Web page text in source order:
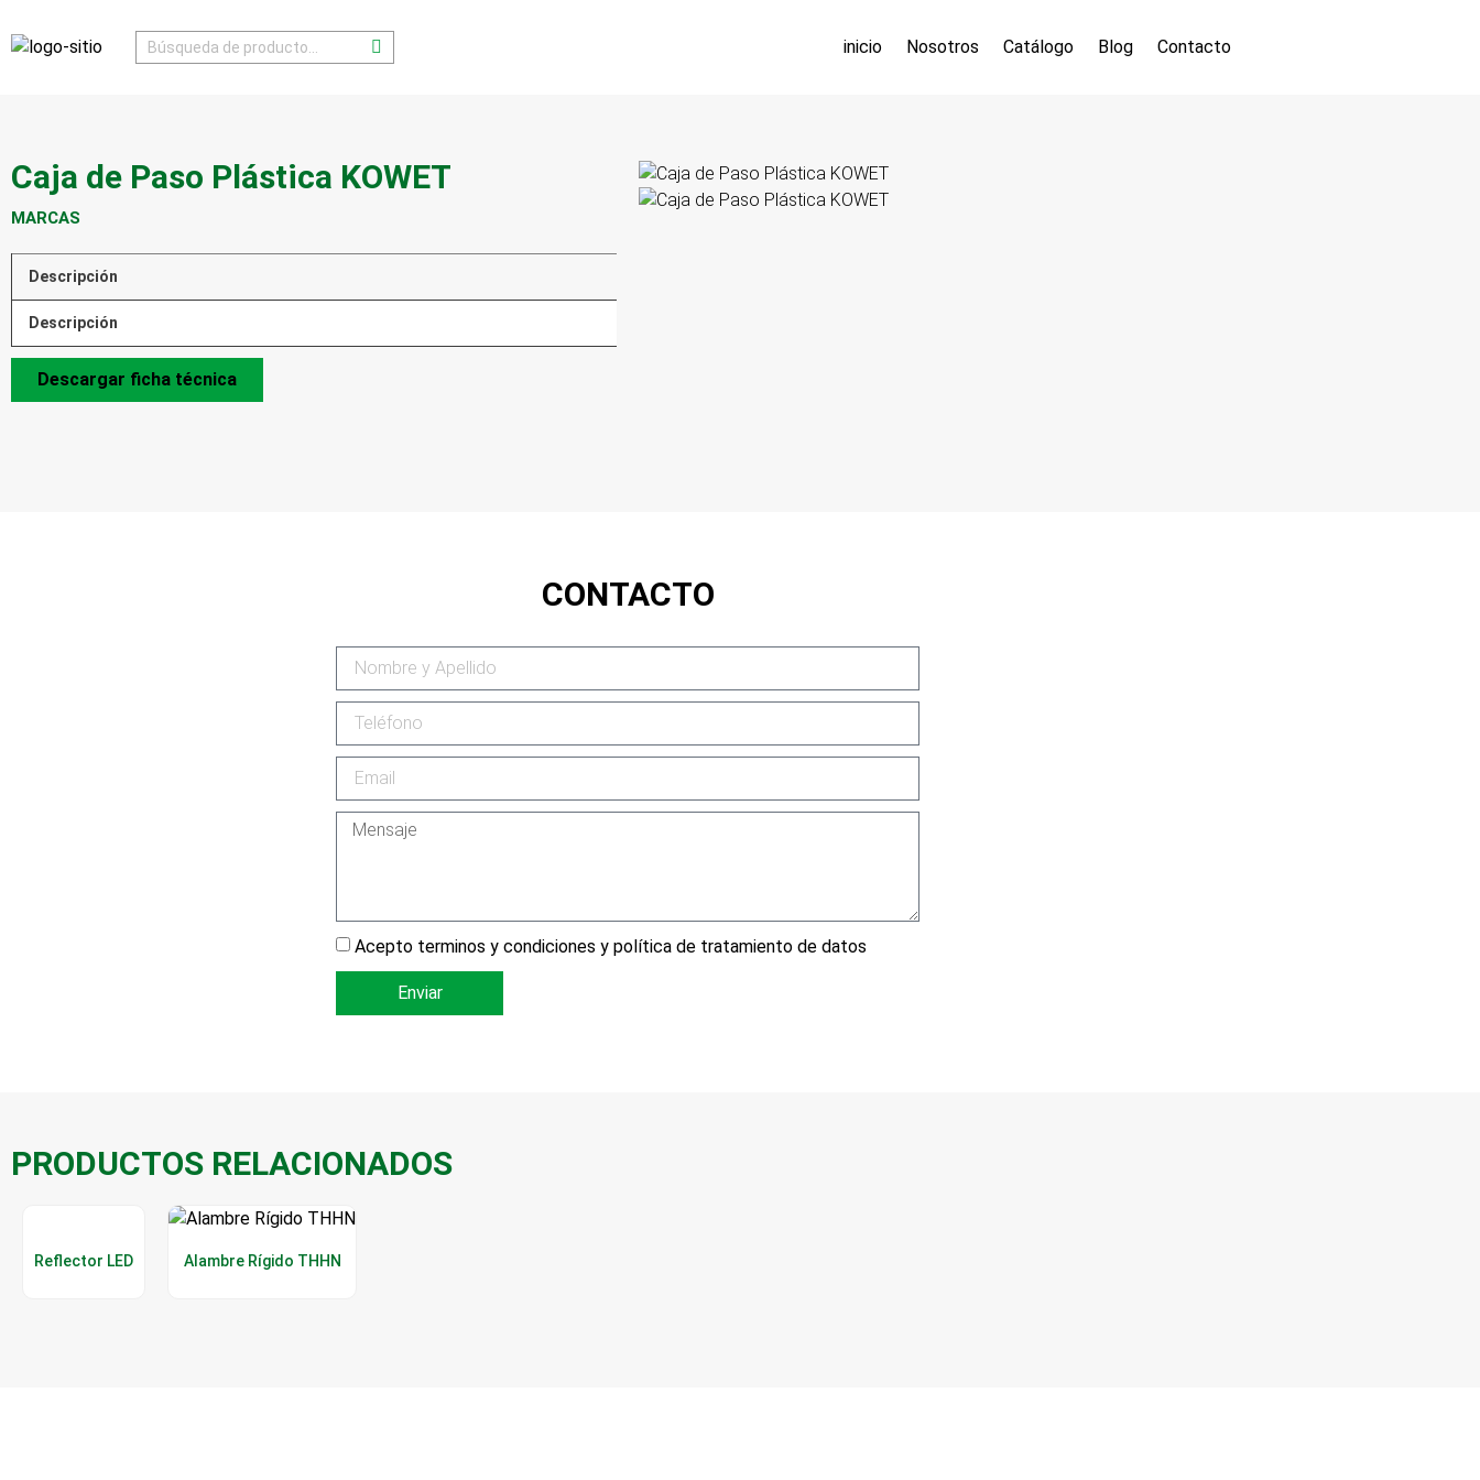
inicio Nosotros Catálogo Blog Contacto
Caja de Paso Plástica KOWET
MARCAS
Descripción
Descripción
Descargar ficha técnica
CONTACTO
Acepto terminos y condiciones y política de tratamiento de datos
Enviar
PRODUCTOS RELACIONADOS
Reflector LED Alambre Rígido THHN